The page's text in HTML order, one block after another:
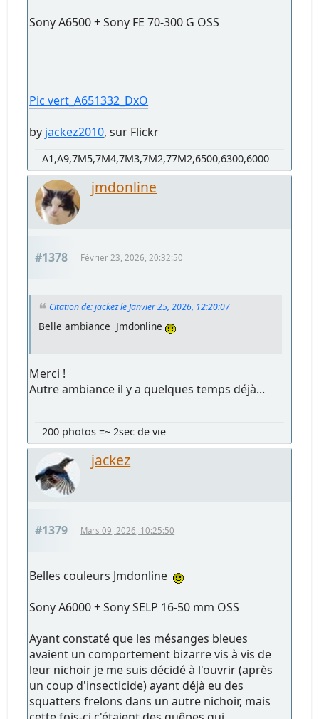
Sony A6500 + Sony FE 70-300 G OSS
Pic vert_A651332_DxO
by jackez2010, sur Flickr
A1,A9,7M5,7M4,7M3,7M2,77M2,6500,6300,6000
jmdonline
#1378 Février 23, 2026, 20:32:50
Citation de: jackez le Janvier 25, 2026, 12:20:07
Belle ambiance Jmdonline
Merci !
Autre ambiance il y a quelques temps déjà...
200 photos =~ 2sec de vie
jackez
#1379 Mars 09, 2026, 10:25:50
Belles couleurs Jmdonline
Sony A6000 + Sony SELP 16-50 mm OSS
Ayant constaté que les mésanges bleues
avaient un comportement bizarre vis à vis de
leur nichoir je me suis décidé à l'ouvrir (après
un coup d'insecticide) ayant déjà eu des
squatters frelons dans un autre nichoir, mais